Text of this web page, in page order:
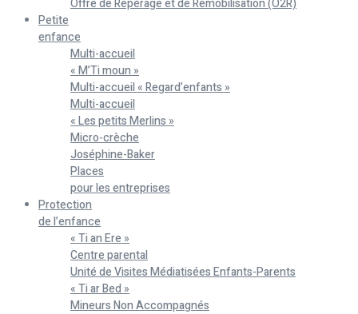
Offre de Repérage et de Remobilisation (O2R)
Petite
enfance
Multi-accueil
« M’Ti moun »
Multi-accueil « Regard’enfants »
Multi-accueil
« Les petits Merlins »
Micro-crèche
Joséphine-Baker
Places
pour les entreprises
Protection
de l’enfance
« Ti an Ere »
Centre parental
Unité de Visites Médiatisées Enfants-Parents
« Ti ar Bed »
Mineurs Non Accompagnés